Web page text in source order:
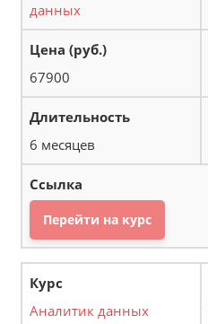
данных
67900
6 месяцев
Перейти на курс
Аналитик данных